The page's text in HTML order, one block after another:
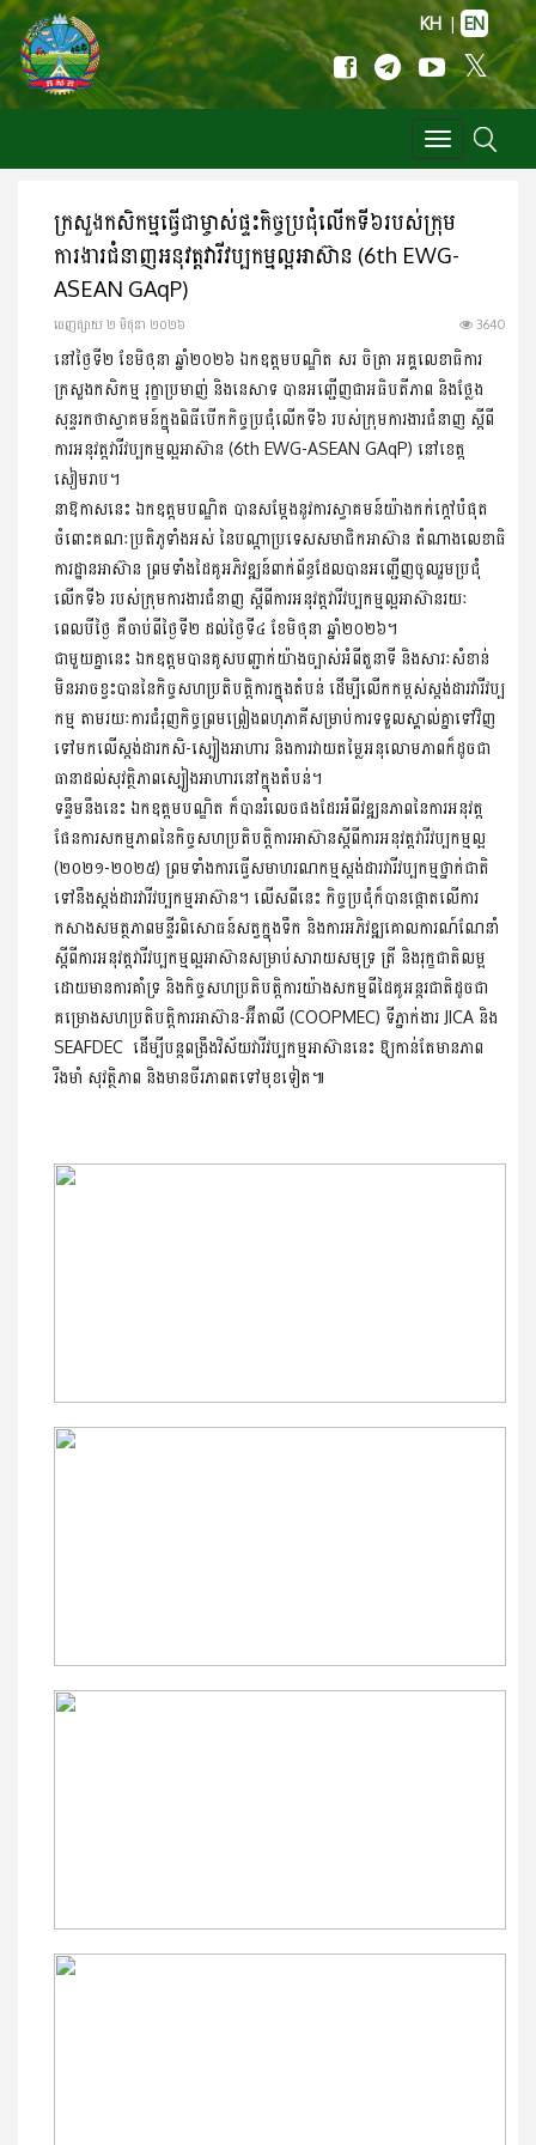
KH | EN
Toggle
navigation
ក្រសួងកសិកម្មធ្វើជាម្ចាស់ផ្ទះកិច្ចប្រជុំលើកទី៦របស់ក្រុម
ការងារជំនាញអនុវត្តវារីវប្បកម្មល្អអាស៊ាន (6th EWG-
ASEAN GAqP)
ចេញ​ផ្សាយ​ ២ មិថុនា ២០២៦ 3640
នៅថ្ងៃទី២ ខែមិថុនា ឆ្នាំ២០២៦ ឯកឧត្តមបណ្ឌិត សរ ចិត្រា អគ្គលេខាធិការ
ក្រសួងកសិកម្ម រុក្ខាប្រមាញ់ និងនេសាទ បានអញ្ជើញជាអធិបតីភាព និងថ្លែង
សុន្ទរកថាស្វាគមន៍ក្នុងពិធីបើកកិច្ចប្រជុំលើកទី៦ របស់ក្រុមការងារជំនាញ ស្តីពី
ការអនុវត្តវារីវប្បកម្មល្អអាស៊ាន (6th EWG-ASEAN GAqP) នៅខេត្ត
សៀមរាប។
នាឱកាសនេះ ឯកឧត្តមបណ្ឌិត បានសម្តែងនូវការស្វាគមន៍យ៉ាងកក់ក្តៅបំផុត
ចំពោះគណៈប្រតិភូទាំងអស់ នៃបណ្តាប្រទេសសមាជិកអាស៊ាន តំណាងលេខាធិ
ការដ្ឋានអាស៊ាន ព្រមទាំងដៃគូអភិវឌ្ឍន៍ពាក់ព័ន្ធដែលបានអញ្ជើញចូលរួមប្រជុំ
លើកទី៦ របស់ក្រុមការងារជំនាញ ស្តីពីការអនុវត្តវារីវប្បកម្មល្អអាស៊ានរយៈ
ពេលបីថ្ងៃ គឺចាប់ពីថ្ងៃទី២ ដល់ថ្ងៃទី៤ ខែមិថុនា ឆ្នាំ២០២៦។
ជាមួយគ្នានេះ ឯកឧត្តមបានគូសបញ្ជាក់យ៉ាងច្បាស់អំពីតួនាទី និងសារៈសំខាន់
មិនអាចខ្វះបាននៃកិច្ចសហប្រតិបត្តិការក្នុងតំបន់ ដើម្បីលើកកម្ពស់ស្តង់ដារវារីវប្ប
កម្ម តាមរយៈការជំរុញកិច្ចព្រមព្រៀងពហុភាគីសម្រាប់ការទទួលស្គាល់គ្នាទៅវិញ
ទៅមកលើស្តង់ដារកសិ-ស្បៀងអាហារ និងការវាយតម្លៃអនុលោមភាពក៏ដូចជា
ធានាដល់សុវត្ថិភាពស្បៀងអាហារនៅក្នុងតំបន់។
ទន្ទឹមនឹងនេះ ឯកឧត្តមបណ្ឌិត ក៏បានរំលេចផងដែរអំពីវឌ្ឍនភាពនៃការអនុវត្ត
ផែនការសកម្មភាពនៃកិច្ចសហប្រតិបត្តិការអាស៊ានស្តីពីការអនុវត្តវារីវប្បកម្មល្អ
(២០២១-២០២៥) ព្រមទាំងការធ្វើសមាហរណកម្មស្តង់ដារវារីវប្បកម្មថ្នាក់ជាតិ
ទៅនឹងស្តង់ដារវារីវប្បកម្មអាស៊ាន។ លើសពីនេះ កិច្ចប្រជុំក៏បានផ្តោតលើការ
កសាងសមត្ថភាពមន្ទីរពិសោធន៍សត្វក្នុងទឹក និងការអភិវឌ្ឍគោលការណ៍ណែនាំ
ស្តីពីការអនុវត្តវារីវប្បកម្មល្អអាស៊ានសម្រាប់សារាយសមុទ្រ ត្រី និងរុក្ខជាតិលម្អ
ដោយមានការគាំទ្រ និងកិច្ចសហប្រតិបត្តិការយ៉ាងសកម្មពីដៃគូអន្តរជាតិដូចជា
គម្រោងសហប្រតិបត្តិការអាស៊ាន-អ៊ីតាលី (COOPMEC) ទីភ្នាក់ងារ JICA និង
SEAFDEC ដើម្បីបន្តពង្រឹងវិស័យវារីវប្បកម្មអាស៊ាននេះ ឱ្យកាន់តែមានភាព
រឹងមាំ សុវត្ថិភាព និងមានចីរភាពតទៅមុខទៀត៕